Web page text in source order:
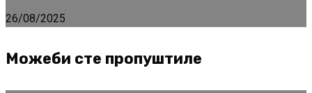
26/08/2025
Можеби сте пропуштиле